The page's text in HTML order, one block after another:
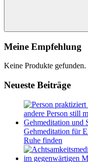
Meine Empfehlung
Keine Produkte gefunden.
Neueste Beiträge
Gehmeditation für
Ruhe finden